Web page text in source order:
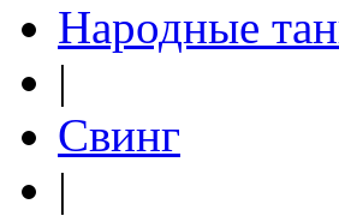
Народные
|
Свинг
|